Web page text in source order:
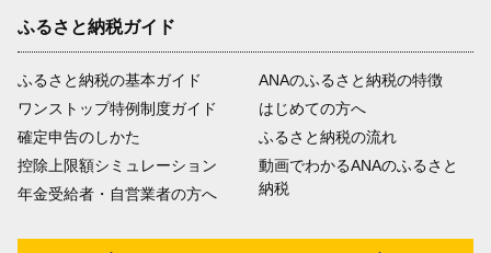
ふるさと納税ガイド
ふるさと納税の基本ガイド
ワンストップ特例制度ガイド
確定申告のしかた
控除上限額シミュレーション
年金受給者・自営業者の方へ
ANAのふるさと納税の特徴
はじめての方へ
ふるさと納税の流れ
動画でわかるANAのふるさと
納税